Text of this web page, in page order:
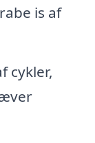
is af
cykler,